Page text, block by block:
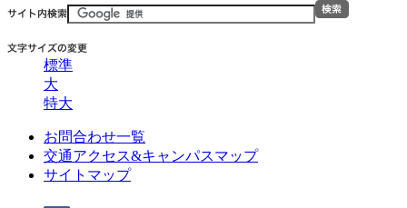
標準
大
特大
お問合わせ一覧
交通アクセス&キャンパスマップ
サイトマップ